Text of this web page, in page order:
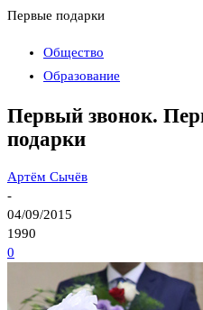
Первые подарки
Общество
Образование
Первый звонок.
подарки
Артём Сычёв
-
04/09/2015
1990
0